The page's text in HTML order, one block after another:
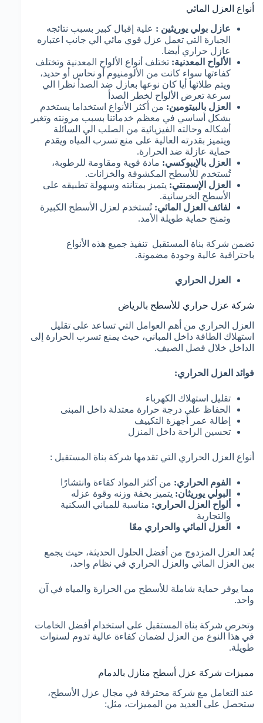
أنواع العزل المائي
عازل بولي يوريثين : علية إقبال كبير بسبب نتائجه
الجبارة التي تعمل عزل قوي مائي الي جانب اعتباره
عازل حراري أيضا.
الألواح المعدنية: تختلف أنواع الألواح المعدنية وتختلف
كفاءتها سواء كانت من الألومنيوم أو نحاس أو حديد،
ويتم طلائها أيا كان نوعها بعازل ضد الصدأ نظرا الي
سرعة تعرض الألواح لخطر الصدأ
العزل بالبيتومين: من أكثر الأنواع استخداما يستخدم
بشكل أساسي في معظم خدماتنا بسبب مرونته وتغير
أشكاله وحالته الفيزيائية من الصلب الي السائلة
ويتميز بقدرته العالية على منع تسرب المياه ويقدم
حماية عازلة ضد الحرارة.
العزل بالإيبوكسي: مادة قوية ومقاومة للرطوبة،
تُستخدم للأسطح المكشوفة والخزانات.
العزل الإسمنتي: يتميز بمتانته وسهولة تطبيقه على
الأسطح الخرسانية.
لفائف العزل المائي:تُستخدم لعزل الأسطح الكبيرة
وتمنح حماية طويلة الأمد.
تضمن شركة بناة المستقبل تنفيذ جميع هذه الأنواع
باحترافية عالية وجودة مضمونة.
العزل الحراري
شركة عزل حراري للأسطح بالرياض
العزل الحراري من أهم العوامل التي تساعد على تقليل
استهلاك الطاقة داخل المباني، حيث يمنع تسرب الحرارة إلى
الداخل خلال فصل الصيف.
فوائد العزل الحراري:
تقليل استهلاك الكهرباء
الحفاظ على درجة حرارة معتدلة داخل المبنى
إطالة عمر أجهزة التكييف
تحسين الراحة داخل المنزل
أنواع العزل الحراري التي تقدمها شركة بناة المستقبل :
الفوم الحراري: من أكثر المواد كفاءة وانتشارًا
البولي يوريثان: يتميز بخفة وزنه وقوة عزله
ألواح العزل الحراري: مناسبة للمباني السكنية
والتجارية
العزل المائي والحراري معًا
يُعد العزل المزدوج من أفضل الحلول الحديثة، حيث يجمع
بين العزل المائي والعزل الحراري في نظام واحد،
مما يوفر حماية شاملة للأسطح من الحرارة والمياه في آن
واحد.
وتحرص شركة بناة المستقبل على استخدام أفضل الخامات
في هذا النوع من العزل لضمان كفاءة عالية تدوم لسنوات
طويلة.
مميزات شركة عزل أسطح منازل بالدمام
عند التعامل مع شركة محترفة في مجال عزل الأسطح،
ستحصل على العديد من المميزات، مثل: